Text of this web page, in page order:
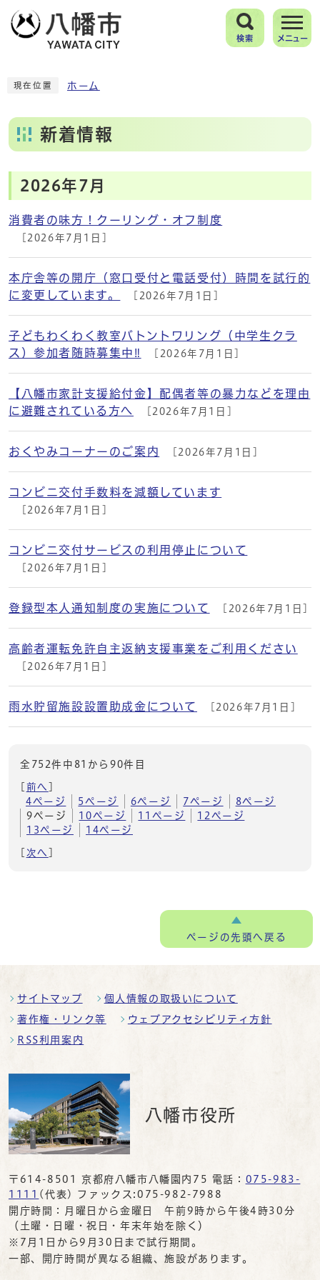
検索 メニュー
現在位置 ホーム
新着情報
2026年7月
消費者の味方！クーリング・オフ制度
[2026年7月1日]
本庁舎等の開庁（窓口受付と電話受付）時間を試行的
に変更しています。
[2026年7月1日]
子どもわくわく教室バトントワリング（中学生クラ
ス）参加者随時募集中‼
[2026年7月1日]
【八幡市家計支援給付金】配偶者等の暴力などを理由
に避難されている方へ
[2026年7月1日]
おくやみコーナーのご案内 [2026年7月1日]
コンビニ交付手数料を減額しています
[2026年7月1日]
コンビニ交付サービスの利用停止について
[2026年7月1日]
登録型本人通知制度の実施について [2026年7月1日]
高齢者運転免許自主返納支援事業をご利用ください
[2026年7月1日]
雨水貯留施設設置助成金について [2026年7月1日]
全752件中81から90件目
前へ
4ページ
5ページ 6ページ 7ページ
8ページ
9ページ
10ページ 11ページ
12ページ
13ページ
14ページ
次へ
ページの先頭へ戻る
サイトマップ 個人情報の取扱いについて
著作権・リンク等 ウェブアクセシビリティ方針
RSS利用案内
八幡市役所
〒614-8501 京都府八幡市八幡園内75 電話： 075-983-
1111 (代表) ファックス:075-982-7988
開庁時間：月曜日から金曜日 午前9時から午後4時30分
（土曜・日曜・祝日・年末年始を除く）
※7月1日から9月30日まで試行期間。
一部、開庁時間が異なる組織、施設があります。